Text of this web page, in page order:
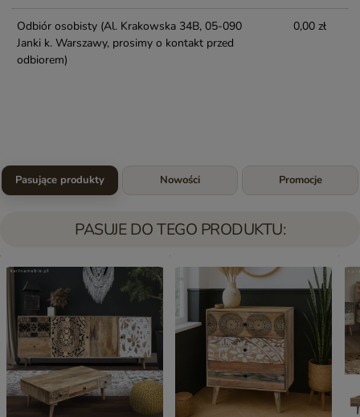
Odbiór osobisty (Al. Krakowska 34B, 05-090
Janki k. Warszawy, prosimy o kontakt przed
odbiorem)
0,00 zł
Pasujące produkty Nowości Promocje
PASUJE DO TEGO PRODUKTU: